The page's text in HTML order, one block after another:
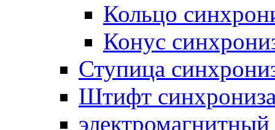
Кольцо
Конус
Ступица
Штифт
электромагнитный